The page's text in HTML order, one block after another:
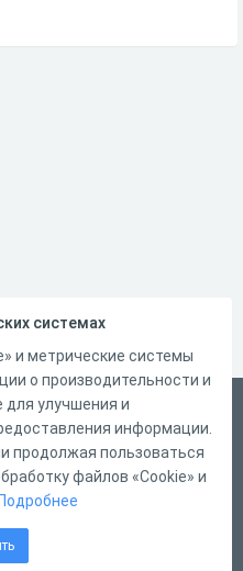
системах
и метрические системы
о производительности и
для улучшения и
информации.
продолжая пользоваться
файлов «Cookie» и
Подробнее